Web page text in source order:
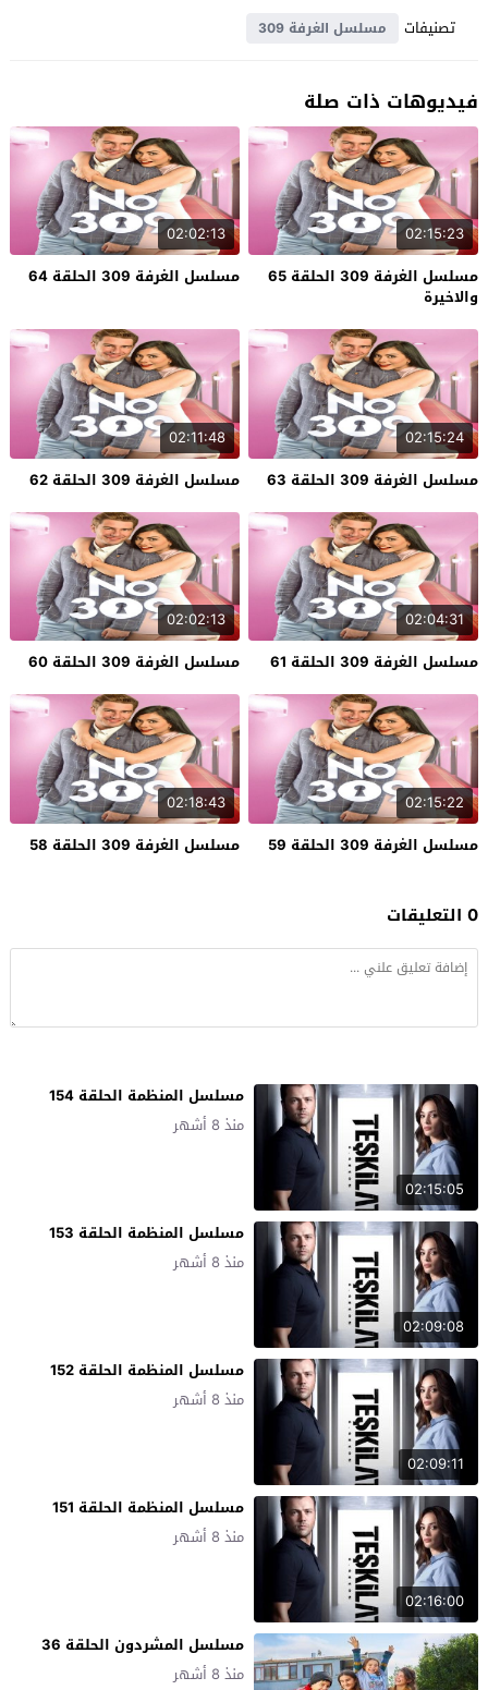
تصنيفات
مسلسل الغرفة 309
فيديوهات ذات صلة
02:15:23
مسلسل الغرفة 309 الحلقة 65
والاخيرة
02:02:13
مسلسل الغرفة 309 الحلقة 64
02:15:24
مسلسل الغرفة 309 الحلقة 63
02:11:48
مسلسل الغرفة 309 الحلقة 62
02:04:31
مسلسل الغرفة 309 الحلقة 61
02:02:13
مسلسل الغرفة 309 الحلقة 60
02:15:22
مسلسل الغرفة 309 الحلقة 59
02:18:43
مسلسل الغرفة 309 الحلقة 58
0 التعليقات
02:15:05
مسلسل المنظمة الحلقة 154
منذ 8 أشهر
02:09:08
مسلسل المنظمة الحلقة 153
منذ 8 أشهر
02:09:11
مسلسل المنظمة الحلقة 152
منذ 8 أشهر
02:16:00
مسلسل المنظمة الحلقة 151
منذ 8 أشهر
مسلسل المشردون الحلقة 36
منذ 8 أشهر